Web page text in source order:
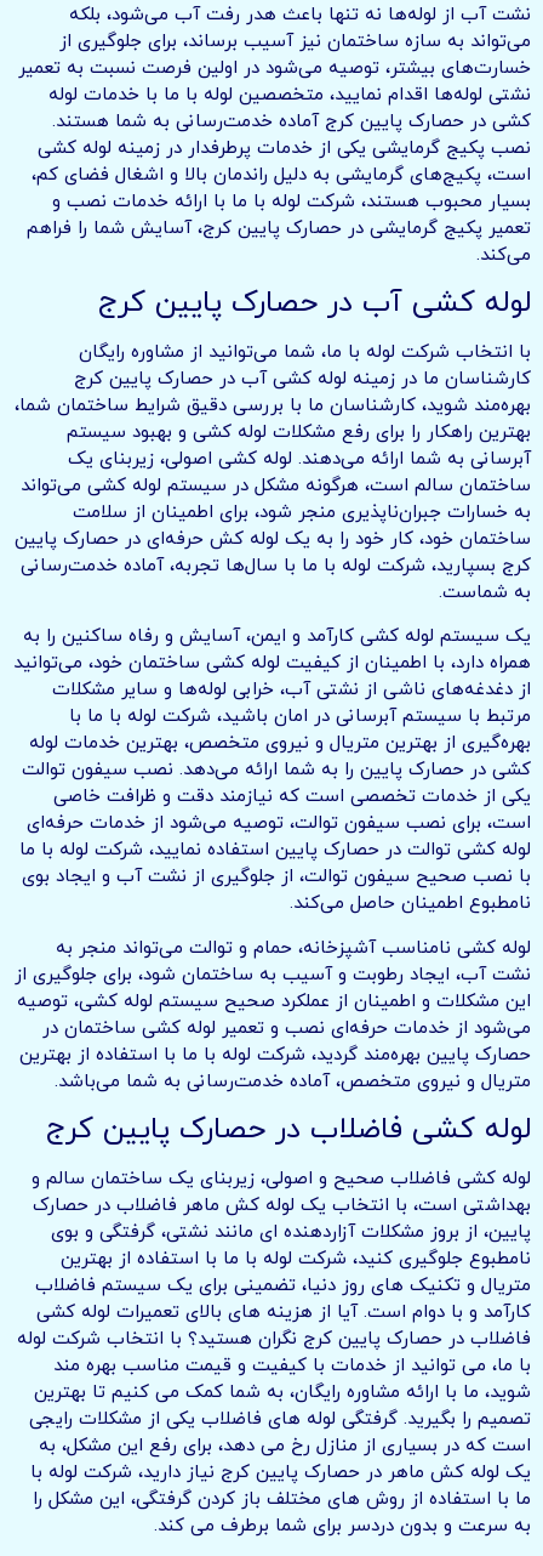
نشت آب از لوله‌ها نه تنها باعث هدر رفت آب می‌شود، بلکه
می‌تواند به سازه ساختمان نیز آسیب برساند، برای جلوگیری از
خسارت‌های بیشتر، توصیه می‌شود در اولین فرصت نسبت به تعمیر
نشتی لوله‌ها اقدام نمایید، متخصصین لوله با ما با خدمات لوله
کشی در حصارک پایین کرج آماده خدمت‌رسانی به شما هستند.
نصب پکیج گرمایشی یکی از خدمات پرطرفدار در زمینه لوله کشی
است، پکیج‌های گرمایشی به دلیل راندمان بالا و اشغال فضای کم،
بسیار محبوب هستند، شرکت لوله با ما با ارائه خدمات نصب و
تعمیر پکیج گرمایشی در حصارک پایین کرج، آسایش شما را فراهم
می‌کند.
لوله کشی آب در حصارک پایین کرج
با انتخاب شرکت لوله با ما، شما می‌توانید از مشاوره رایگان
کارشناسان ما در زمینه لوله کشی آب در حصارک پایین کرج
بهره‌مند شوید، کارشناسان ما با بررسی دقیق شرایط ساختمان شما،
بهترین راهکار را برای رفع مشکلات لوله کشی و بهبود سیستم
آبرسانی به شما ارائه می‌دهند. لوله کشی اصولی، زیربنای یک
ساختمان سالم است، هرگونه مشکل در سیستم لوله کشی می‌تواند
به خسارات جبران‌ناپذیری منجر شود، برای اطمینان از سلامت
ساختمان خود، کار خود را به یک لوله کش حرفه‌ای در حصارک پایین
کرج بسپارید، شرکت لوله با ما با سال‌ها تجربه، آماده خدمت‌رسانی
به شماست.
یک سیستم لوله کشی کارآمد و ایمن، آسایش و رفاه ساکنین را به
همراه دارد، با اطمینان از کیفیت لوله کشی ساختمان خود، می‌توانید
از دغدغه‌های ناشی از نشتی آب، خرابی لوله‌ها و سایر مشکلات
مرتبط با سیستم آبرسانی در امان باشید، شرکت لوله با ما با
بهره‌گیری از بهترین متریال و نیروی متخصص، بهترین خدمات لوله
کشی در حصارک پایین را به شما ارائه می‌دهد. نصب سیفون توالت
یکی از خدمات تخصصی است که نیازمند دقت و ظرافت خاصی
است، برای نصب سیفون توالت، توصیه می‌شود از خدمات حرفه‌ای
لوله کشی توالت در حصارک پایین استفاده نمایید، شرکت لوله با ما
با نصب صحیح سیفون توالت، از جلوگیری از نشت آب و ایجاد بوی
نامطبوع اطمینان حاصل می‌کند.
لوله کشی نامناسب آشپزخانه، حمام و توالت می‌تواند منجر به
نشت آب، ایجاد رطوبت و آسیب به ساختمان شود، برای جلوگیری از
این مشکلات و اطمینان از عملکرد صحیح سیستم لوله کشی، توصیه
می‌شود از خدمات حرفه‌ای نصب و تعمیر لوله کشی ساختمان در
حصارک پایین بهره‌مند گردید، شرکت لوله با ما با استفاده از بهترین
متریال و نیروی متخصص، آماده خدمت‌رسانی به شما می‌باشد.
لوله کشی فاضلاب در حصارک پایین کرج
لوله کشی فاضلاب صحیح و اصولی، زیربنای یک ساختمان سالم و
بهداشتی است، با انتخاب یک لوله کش ماهر فاضلاب در حصارک
پایین، از بروز مشکلات آزاردهنده ای مانند نشتی، گرفتگی و بوی
نامطبوع جلوگیری کنید، شرکت لوله با ما با استفاده از بهترین
متریال و تکنیک های روز دنیا، تضمینی برای یک سیستم فاضلاب
کارآمد و با دوام است. آیا از هزینه های بالای تعمیرات لوله کشی
فاضلاب در حصارک پایین کرج نگران هستید؟ با انتخاب شرکت لوله
با ما، می توانید از خدمات با کیفیت و قیمت مناسب بهره مند
شوید، ما با ارائه مشاوره رایگان، به شما کمک می کنیم تا بهترین
تصمیم را بگیرید. گرفتگی لوله های فاضلاب یکی از مشکلات رایجی
است که در بسیاری از منازل رخ می دهد، برای رفع این مشکل، به
یک لوله کش ماهر در حصارک پایین کرج نیاز دارید، شرکت لوله با
ما با استفاده از روش های مختلف باز کردن گرفتگی، این مشکل را
به سرعت و بدون دردسر برای شما برطرف می کند.